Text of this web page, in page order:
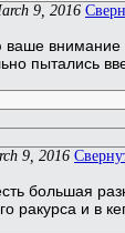
9, 2016
внимание
пытались
9, 2016
большая
ракурса и в